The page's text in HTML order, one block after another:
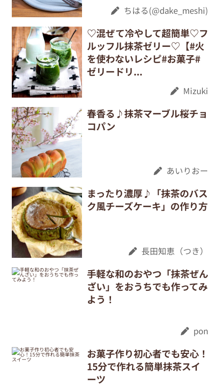
ちはる(@dake_meshi)
♡混ぜて冷やして超簡単♡フ
ルッフル抹茶ゼリー♡【#火
を使わないレシピ#お菓子#
ゼリードリ...
Mizuki
春香る♪抹茶マーブル桜チョ
コパン
あいりおー
まったり濃厚♪「抹茶のバス
ク風チーズケーキ」の作り方
長田知恵（つき）
手軽な和のおやつ「抹茶ぜん
ざい」をおうちでも作ってみ
よう！
pon
お菓子作り初心者でも安心！
15分で作れる簡単抹茶スイ
ーツ